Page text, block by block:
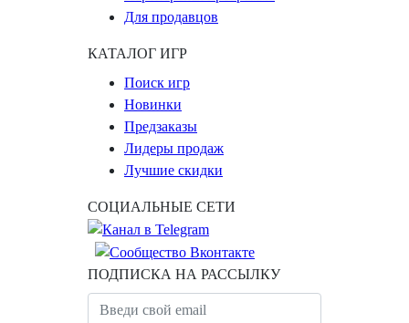
Для продавцов
КАТАЛОГ ИГР
Поиск игр
Новинки
Предзаказы
Лидеры продаж
Лучшие скидки
СОЦИАЛЬНЫЕ СЕТИ
ПОДПИСКА НА РАССЫЛКУ